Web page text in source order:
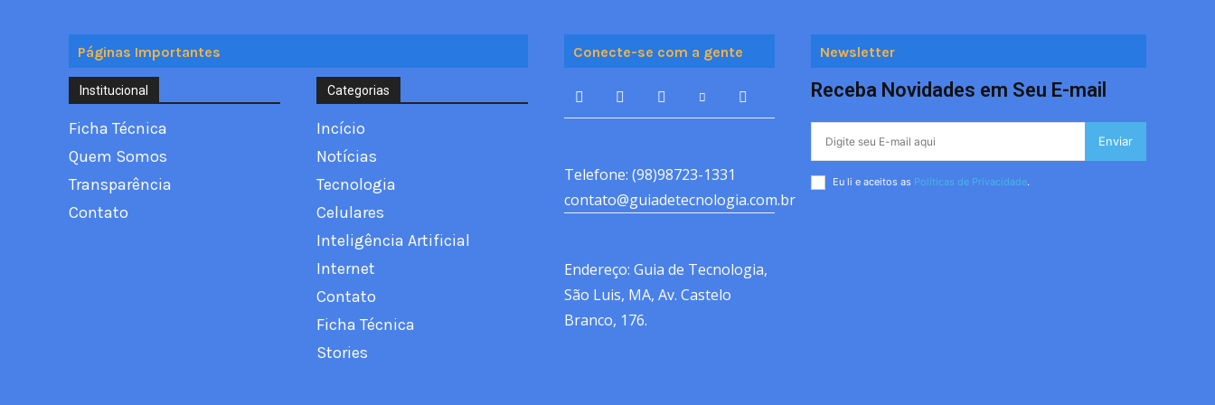
Páginas Importantes
Institucional
Ficha Técnica
Quem Somos
Transparência
Contato
Categorias
Incício
Notícias
Tecnologia
Celulares
Inteligência Artificial
Internet
Contato
Ficha Técnica
Stories
Conecte-se com a gente
Telefone: (98)98723-1331
contato@guiadetecnologia.com.br
Endereço: Guia de Tecnologia,
São Luis, MA, Av. Castelo
Branco, 176.
Newsletter
Receba Novidades em Seu E-mail
Enviar
Eu li e aceitos as Políticas de Privacidade.